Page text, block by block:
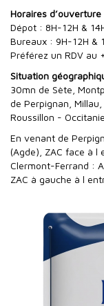
Horaires
Dépot : 8H-12H &
Bureaux : 9H-12H &
Préférez un RDV au
Situation
30mn de Sète,
de Perpignan,
Roussillon -
En venant de
(Agde), ZAC face à l
Clermont-Ferrand :
ZAC à gauche à l